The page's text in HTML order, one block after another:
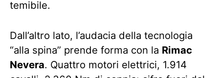
temibile.
Dall’altro lato, l’audacia della tecnologia
“alla spina” prende forma con la Rimac
Nevera. Quattro motori elettrici, 1.914